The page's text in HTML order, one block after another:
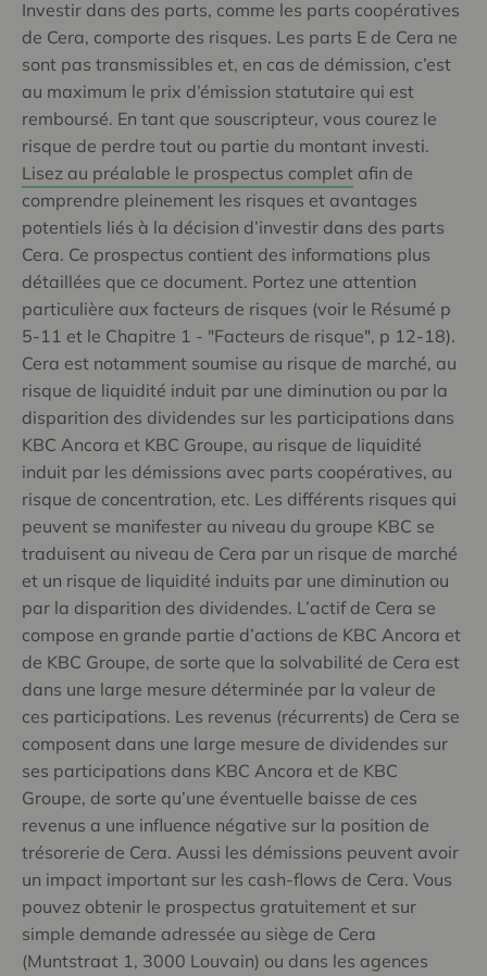
Investir dans des parts, comme les parts coopératives
de Cera, comporte des risques. Les parts E de Cera ne
sont pas transmissibles et, en cas de démission, c’est
au maximum le prix d’émission statutaire qui est
remboursé. En tant que souscripteur, vous courez le
risque de perdre tout ou partie du montant investi.
Lisez au préalable le prospectus complet afin de
comprendre pleinement les risques et avantages
potentiels liés à la décision d’investir dans des parts
Cera. Ce prospectus contient des informations plus
détaillées que ce document. Portez une attention
particulière aux facteurs de risques (voir le Résumé p
5-11 et le Chapitre 1 - "Facteurs de risque", p 12-18).
Cera est notamment soumise au risque de marché, au
risque de liquidité induit par une diminution ou par la
disparition des dividendes sur les participations dans
KBC Ancora et KBC Groupe, au risque de liquidité
induit par les démissions avec parts coopératives, au
risque de concentration, etc. Les différents risques qui
peuvent se manifester au niveau du groupe KBC se
traduisent au niveau de Cera par un risque de marché
et un risque de liquidité induits par une diminution ou
par la disparition des dividendes. L’actif de Cera se
compose en grande partie d’actions de KBC Ancora et
de KBC Groupe, de sorte que la solvabilité de Cera est
dans une large mesure déterminée par la valeur de
ces participations. Les revenus (récurrents) de Cera se
composent dans une large mesure de dividendes sur
ses participations dans KBC Ancora et de KBC
Groupe, de sorte qu’une éventuelle baisse de ces
revenus a une influence négative sur la position de
trésorerie de Cera. Aussi les démissions peuvent avoir
un impact important sur les cash-flows de Cera. Vous
pouvez obtenir le prospectus gratuitement et sur
simple demande adressée au siège de Cera
(Muntstraat 1, 3000 Louvain) ou dans les agences